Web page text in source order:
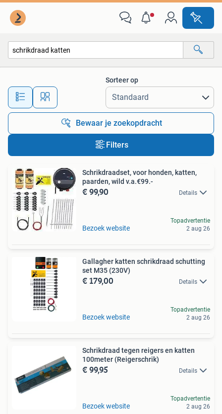
Alle afstanden…
Sorteer op
Bewaar je zoekopdracht
Filters
Schrikdraadset, voor honden, katten,
paarden, wild v.a.€99.-
€ 99,90 Details
Bezoek website
Topadvertentie
2 aug 26
Gallagher katten schrikdraad schutting
set M35 (230V)
€ 179,00 Details
Bezoek website
Topadvertentie
2 aug 26
Schrikdraad tegen reigers en katten
100meter (Reigerschrik)
€ 99,95 Details
Bezoek website
Topadvertentie
2 aug 26